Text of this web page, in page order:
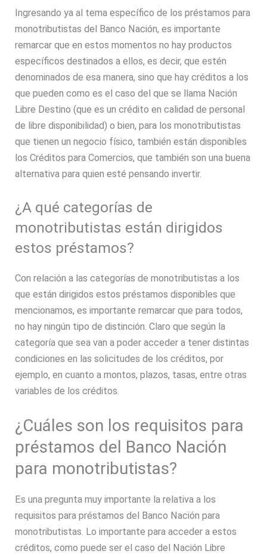
Ingresando ya al tema específico de los préstamos para
monotributistas del Banco Nación, es importante
remarcar que en estos momentos no hay productos
específicos destinados a ellos, es decir, que estén
denominados de esa manera, sino que hay créditos a los
que pueden como es el caso del que se llama Nación
Libre Destino (que es un crédito en calidad de personal
de libre disponibilidad) o bien, para los monotributistas
que tienen un negocio físico, también están disponibles
los Créditos para Comercios, que también son una buena
alternativa para quien esté pensando invertir.
¿A qué categorías de
monotributistas están dirigidos
estos préstamos?
Con relación a las categorías de monotributistas a los
que están dirigidos estos préstamos disponibles que
mencionamos, es importante remarcar que para todos,
no hay ningún tipo de distinción. Claro que según la
categoría que sea van a poder acceder a tener distintas
condiciones en las solicitudes de los créditos, por
ejemplo, en cuanto a montos, plazos, tasas, entre otras
variables de los créditos.
¿Cuáles son los requisitos para
préstamos del Banco Nación
para monotributistas?
Es una pregunta muy importante la relativa a los
requisitos para préstamos del Banco Nación para
monotributistas. Lo importante para acceder a estos
créditos, como puede ser el caso del Nación Libre